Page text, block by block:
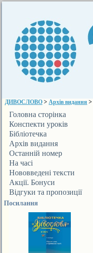
ДИВОСЛОВО > Архів видання >
Головна сторінка
Конспекти уроків
Бібліотечка
ДИВОСЛОВА
Архів видання
Останній номер
На часі
Нововведені тексти
Акції. Бонуси
Відгуки та пропозиції
Посилання